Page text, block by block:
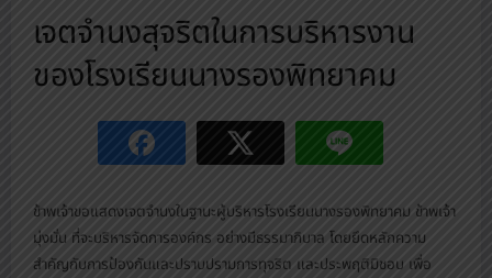
เจตจำนงสุจริตในการบริหารงาน
ของโรงเรียนนางรองพิทยาคม
ข้าพเจ้าขอแสดงเจตจำนงในฐานะผู้บริหารโรงเรียนนางรองพิทยาคม ข้าพเจ้า
มุ่งมั่น ที่จะบริหารจัดการองค์กร อย่างมีธรรมาภิบาล โดยยึดหลักความ
สำคัญกับการป้องกันและปราบปรามการทุจริต และประพฤติมิชอบ เพื่อ